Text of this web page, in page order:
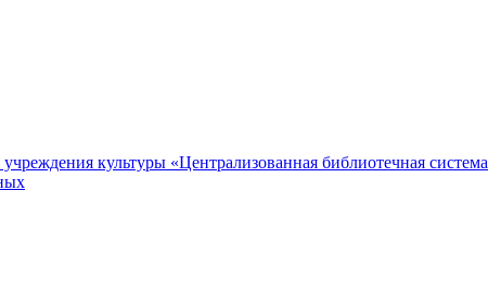
культуры «Централизованная библиотечная система